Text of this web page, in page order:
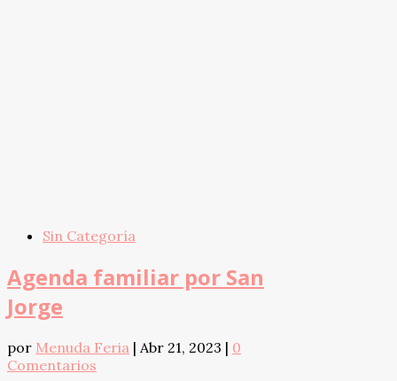
Sin Categoría
Agenda familiar por San
Jorge
por Menuda Feria | Abr 21, 2023 | 0
Comentarios